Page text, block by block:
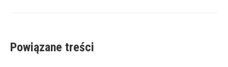
Powiązane treści